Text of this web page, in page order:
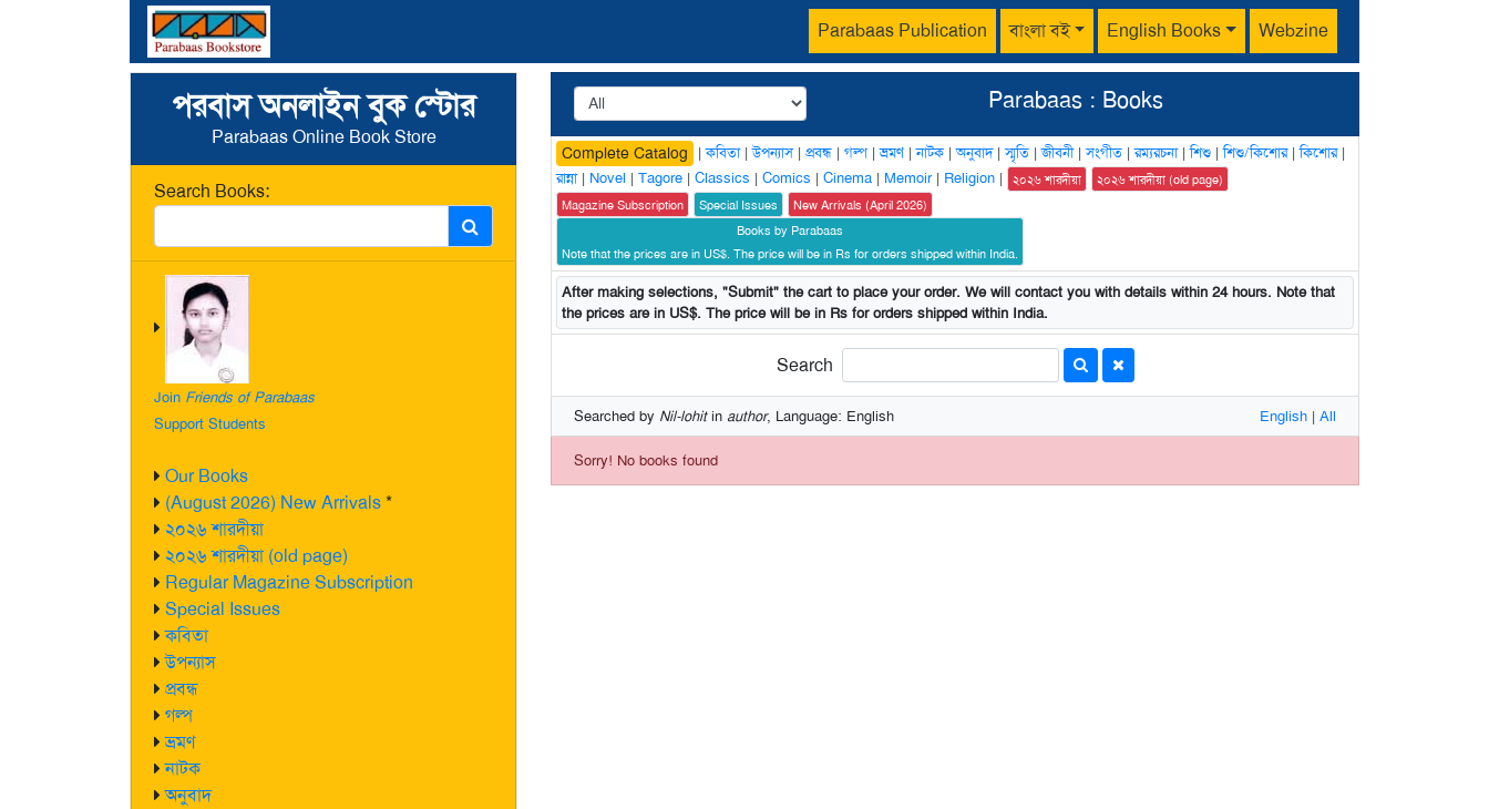
Parabaas Publication বাংলা বই English Books Webzine
পরবাস অনলাইন বুক স্টোর
Parabaas Online Book Store
Search Books:
Join Friends of Parabaas
Support Students
Our Books
(August 2026) New Arrivals*
২০২৬ শারদীয়া
২০২৬ শারদীয়া (old page)
Regular Magazine Subscription
Special Issues
কবিতা
উপন্যাস
প্রবন্ধ
গল্প
ভ্রমণ
নাটক
অনুবাদ
Parabaas : Books
Complete Catalog |কবিতা|উপন্যাস| প্রবন্ধ | গল্প |ভ্রমণ|নাটক |অনুবাদ|স্মৃতি |জীবনী|সংগীত |রম্যরচনা|শিশু |শিশু/কিশোর|কিশোর|
রান্না| Novel | Tagore | Classics | Comics | Cinema | Memoir| Religion | ২০২৬ শারদীয়া
২০২৬ শারদীয়া (old page)
Magazine Subscription
Special Issues
New Arrivals (April 2026)
Books by Parabaas
Note that the prices are in US$. The price will be in Rs for orders shipped within India.
After making selections, "Submit" the cart to place your order. We will contact you with details within 24 hours. Note that
the prices are in US$. The price will be in Rs for orders shipped within India.
Search
Searched by Nil-lohitin author, Language: English English | All
Sorry! No books found